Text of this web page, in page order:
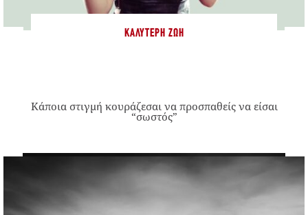
ΚΑΛΎΤΕΡΗ ΖΩΉ
Κάποια στιγμή κουράζεσαι να προσπαθείς να είσαι
“σωστός”